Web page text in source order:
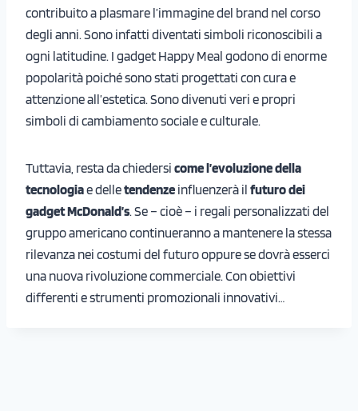
contribuito a plasmare l’immagine del brand nel corso
degli anni. Sono infatti diventati simboli riconoscibili a
ogni latitudine. I gadget Happy Meal godono di enorme
popolarità poiché sono stati progettati con cura e
attenzione all’estetica. Sono divenuti veri e propri
simboli di cambiamento sociale e culturale.
Tuttavia, resta da chiedersi come l’evoluzione della
tecnologiae delletendenze influenzerà il futuro dei
gadget McDonald’s. Se – cioè – i regali personalizzati del
gruppo americano continueranno a mantenere la stessa
rilevanza nei costumi del futuro oppure se dovrà esserci
una nuova rivoluzione commerciale. Con obiettivi
differenti e strumenti promozionali innovativi…